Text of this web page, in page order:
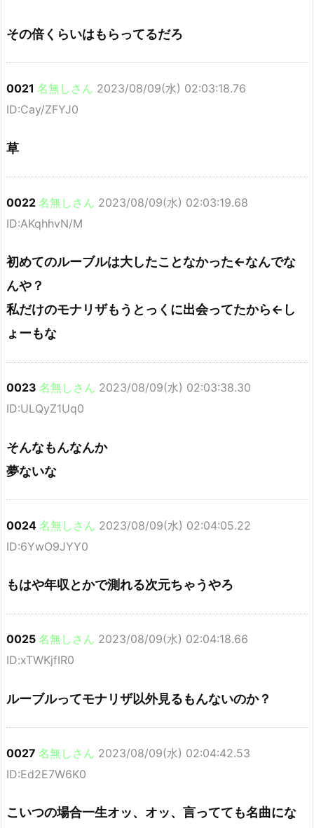
その倍くらいはもらってるだろ
0021 名無しさん 2023/08/09(水) 02:03:18.76
ID:Cay/ZFYJ0
草
0022 名無しさん 2023/08/09(水) 02:03:19.68
ID:AKqhhvN/M
初めてのルーブルは大したことなかった←なんでな
んや？
私だけのモナリザもうとっくに出会ってたから←し
ょーもな
0023 名無しさん 2023/08/09(水) 02:03:38.30
ID:ULQyZ1Uq0
そんなもんなんか
夢ないな
0024 名無しさん 2023/08/09(水) 02:04:05.22
ID:6YwO9JYY0
もはや年収とかで測れる次元ちゃうやろ
0025 名無しさん 2023/08/09(水) 02:04:18.66
ID:xTWKjfIR0
ルーブルってモナリザ以外見るもんないのか？
0027 名無しさん 2023/08/09(水) 02:04:42.53
ID:Ed2E7W6K0
こいつの場合一生オッ、オッ、言ってても名曲にな